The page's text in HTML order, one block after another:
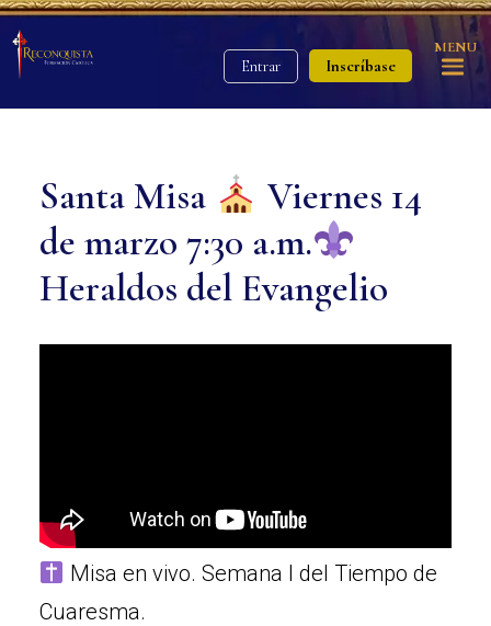
Entrar Inscríbase
MENU
Santa Misa
Viernes 14
de marzo 7:30 a.m.
Heraldos del Evangelio
Misa en vivo. Semana I del Tiempo de
Cuaresma.